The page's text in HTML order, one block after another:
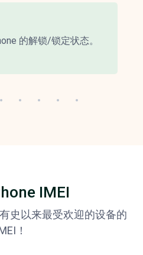
的解锁/锁定状态。
IMEI
史以来最受欢迎的设备的
！